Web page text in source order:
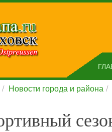
Новости города и района